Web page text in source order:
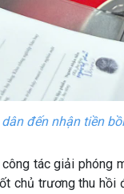
đến nhận tiền
tác giải phóng
chủ trương thu